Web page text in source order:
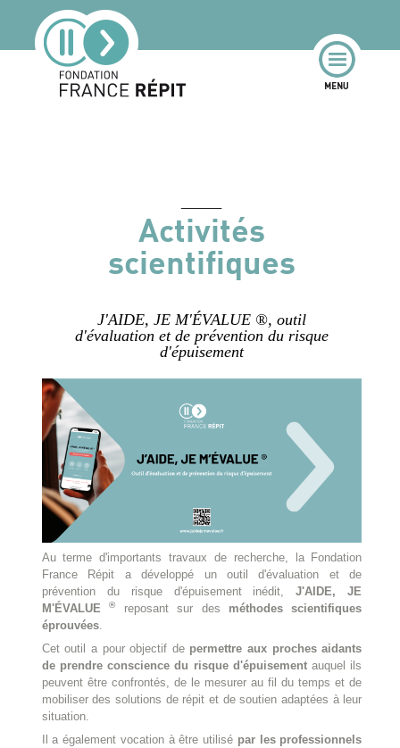
Activités
scientifiques
J'AIDE, JE M'ÉVALUE ®, outil
d'évaluation et de prévention du risque
d'épuisement
Au terme d'importants travaux de recherche, la Fondation
France Répit a développé un outil d'évaluation et de
prévention du risque d'épuisement inédit,J'AIDE, JE
M'ÉVALUE® reposant sur des méthodes scientifiques
éprouvées.
Cet outil a pour objectif de permettre aux proches aidants
de prendre conscience du risque d'épuisementauquel ils
peuvent être confrontés, de le mesurer au fil du temps et de
mobiliser des solutions de répit et de soutien adaptées à leur
situation.
Il a également vocation à être utilisé par les professionnels